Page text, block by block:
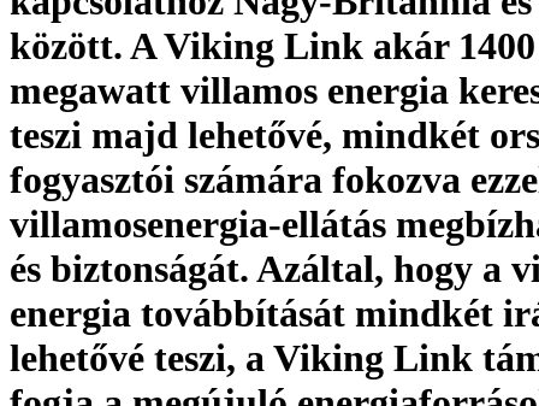
között. A Viking Link akár 1400
megawatt villamos energia
teszi majd lehetővé, mindkét
fogyasztói számára fokozva
villamosenergia-ellátás
és biztonságát. Azáltal, hogy a
energia továbbítását mindkét
lehetővé teszi, a Viking Link